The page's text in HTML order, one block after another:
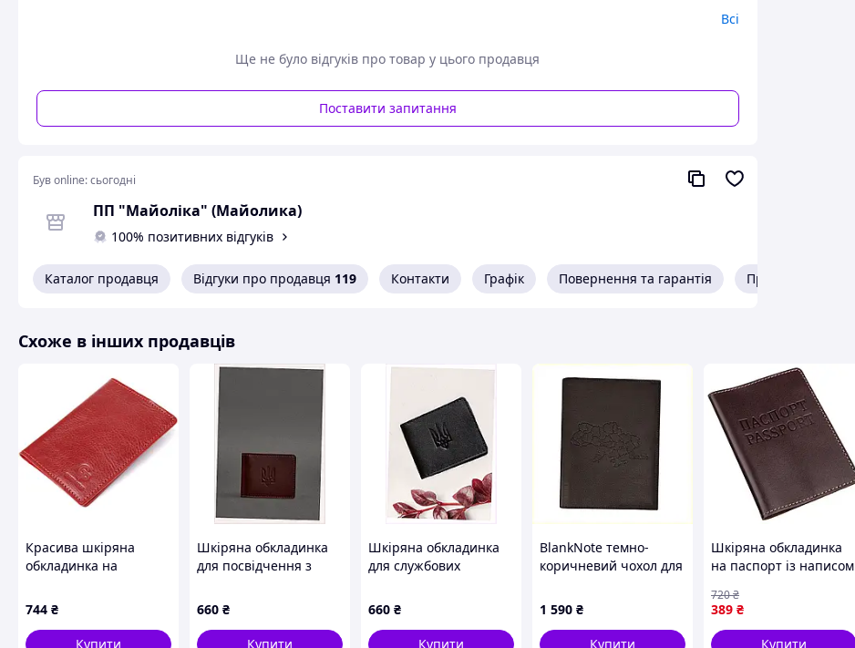
Ми готові робити обкладинки будь-якого розміру і практично будь-якої складності по макету клієнта.
Крім цього займаємось виготовленням посвідчень, перепусток, залікових книжок, папок, альбомів та іншої
Зв'язатися з нами можна за контактними телефонами або написавши нам на електронну пошту.
ПРИЙМАЄМО замовлення:
mayolika@ukr.net;
Наш офіційний сайт:
mayolika.com;
Telegram:
Схожі товари за характеристиками
Всі
Ще не було відгуків про товар у цього продавця
Поставити запитання
Був online:сьогодні
ПП "Майоліка" (Майолика)
100% позитивних відгуків
Каталог продавця Відгуки про продавця 119 Контакти Графік Повернення та гарантія Про продавця
Схоже в інших продавців
Красива шкіряна
обкладинка на
11480 Червоний
744 ₴
Купити
Шкіряна обкладинка
для посвідчення з
BlankNote 81H3A2576E
660 ₴
Купити
Шкіряна обкладинка
для службових
чорна 81H325E16H
660 ₴
Купити
BlankNote темно-
коричневий чохол для
32х23.5 см,
902XHE4037
1 590 ₴
Купити
Шкіряна обкладинка
на паспорт із написом
Коричнева
389 ₴
720₴
Купити